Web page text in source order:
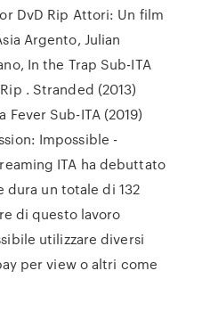
DvD Rip Attori: Un film
Argento, Julian
In the Trap Sub-ITA
. Stranded (2013)
Fever Sub-ITA (2019)
Impossible -
ITA ha debuttato
dura un totale di 132
di questo lavoro
utilizzare diversi
per view o altri come